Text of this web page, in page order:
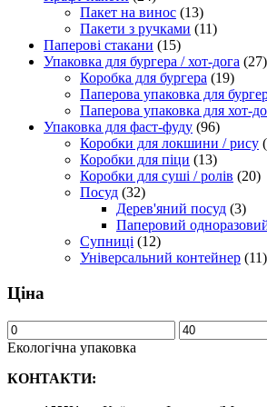
Пакет на винос (13)
Пакети з ручками (11)
Паперові стакани (15)
Упаковка для бургера / хот-дога (27)
Коробка для бургера (19)
Паперова упаковка для
Паперова упаковка для хот-
Упаковка для фаст-фуду (96)
Коробки для локшини / рису
Коробки для піци (13)
Коробки для суші / ролів (20)
Посуд (32)
Дерев'яний посуд (3)
Паперовий
Супниці (12)
Універсальний контейнер (11)
Ціна
Екологічна упаковка
КОНТАКТИ: